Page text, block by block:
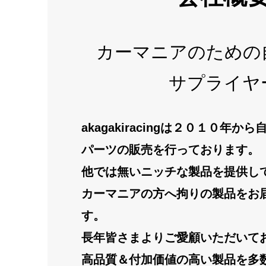
カーマニアのための
サプライヤ
akagakiracingは２０１０年から
パーツの販売を行っております。
他では無いニッチな製品を提供し
カーマニアの方へ拘りの製品をお
す。
長年皆さまよりご愛顧いただいて
高品質＆付加価値の高い製品を多